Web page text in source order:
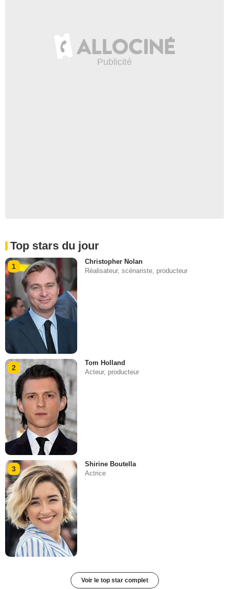
Top stars du jour
1
Christopher Nolan
Réalisateur, scénariste, producteur
2
Tom Holland
Acteur, producteur
3
Shirine Boutella
Actrice
Voir le top star complet